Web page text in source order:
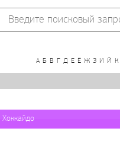
А Б В Г Д Е Ё Ж З И Й К
Хоккайдо